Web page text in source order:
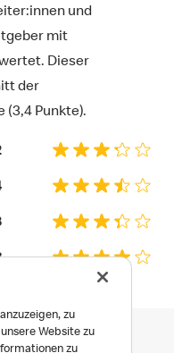
und
mit
Dieser
der
(3,4 Punkte).
zu
Website zu
zu